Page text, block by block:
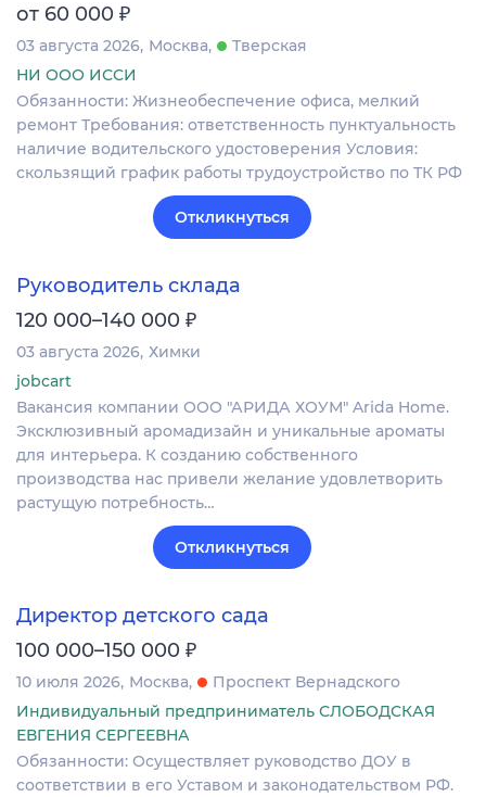
от 60 000 ₽
03 августа 2026 Москва
Тверская
НИ ООО ИССИ
Обязанности: Жизнеобеспечение офиса, мелкий
ремонт Требования: ответственность пунктуальность
наличие водительского удостоверения Условия:
скользящий график работы трудоустройство по ТК РФ
Откликнуться
Руководитель склада
120 000–140 000 ₽
03 августа 2026 Химки
jobcart
Вакансия компании ООО "АРИДА ХОУМ" Arida Home.
Эксклюзивный аромадизайн и уникальные ароматы
для интерьера. К созданию собственного
производства нас привели желание удовлетворить
растущую потребность…
Откликнуться
Директор детского сада
100 000–150 000 ₽
10 июля 2026 Москва
Проспект Вернадского
Индивидуальный предприниматель СЛОБОДСКАЯ
ЕВГЕНИЯ СЕРГЕЕВНА
Обязанности: Осуществляет руководство ДОУ в
соответствии в его Уставом и законодательством РФ.